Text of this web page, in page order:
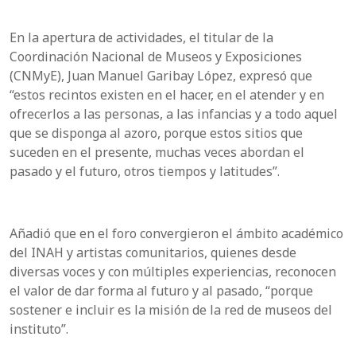
En la apertura de actividades, el titular de la
Coordinación Nacional de Museos y Exposiciones
(CNMyE), Juan Manuel Garibay López, expresó que
“estos recintos existen en el hacer, en el atender y en
ofrecerlos a las personas, a las infancias y a todo aquel
que se disponga al azoro, porque estos sitios que
suceden en el presente, muchas veces abordan el
pasado y el futuro, otros tiempos y latitudes”.
Añadió que en el foro convergieron el ámbito académico
del INAH y artistas comunitarios, quienes desde
diversas voces y con múltiples experiencias, reconocen
el valor de dar forma al futuro y al pasado, “porque
sostener e incluir es la misión de la red de museos del
instituto”.